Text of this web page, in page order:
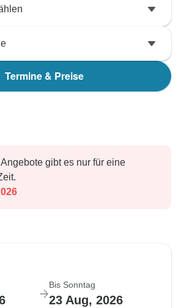
Termine & Preise
gibt es nur für eine
Bis Sonntag
23 Aug, 2026